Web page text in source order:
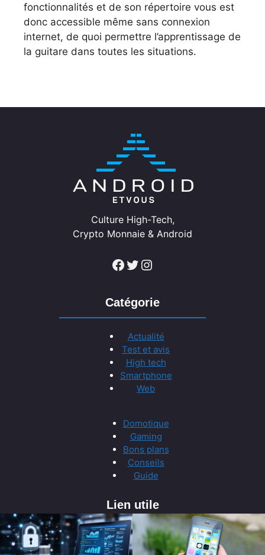
fonctionnalités et de son répertoire vous est
donc accessible même sans connexion
internet, de quoi permettre l’apprentissage de
la guitare dans toutes les situations.
Culture High-Tech,
Crypto Monnaie & Android
Facebook Twitter Instagram
Catégorie
Actualité
Test et avis
High tech
Smartphone
Web
Domotique
Gaming
Bons plans
Conseils
Guide
Lien utile